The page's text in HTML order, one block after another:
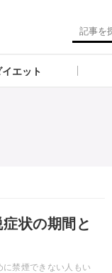
イエット
状の期間と
禁煙できない人もい